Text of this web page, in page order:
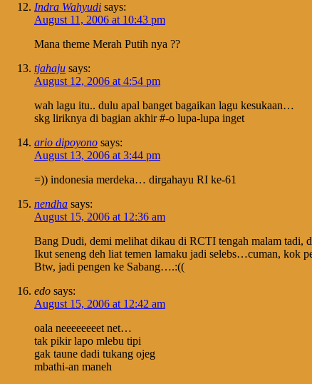
Indra Wahyudi says:
August 11, 2006 at 10:43 pm
Mana theme Merah Putih nya ??
tjahaju says:
August 12, 2006 at 4:54 pm
wah lagu itu.. dulu apal banget bagaikan lagu kesukaan…
skg liriknya di bagian akhir #-o lupa-lupa inget
ario dipoyono says:
August 13, 2006 at 3:44 pm
=)) indonesia merdeka… dirgahayu RI ke-61
nendha says:
August 15, 2006 at 12:36 am
Bang Dudi, demi melihat dikau di RCTI tengah malam tadi,
Ikut seneng deh liat temen lamaku jadi selebs…cuman, kok
Btw, jadi pengen ke Sabang….:((
edo says:
August 15, 2006 at 12:42 am
oala neeeeeeeet net…
tak pikir lapo mlebu tipi
gak taune dadi tukang ojeg
mbathi-an maneh